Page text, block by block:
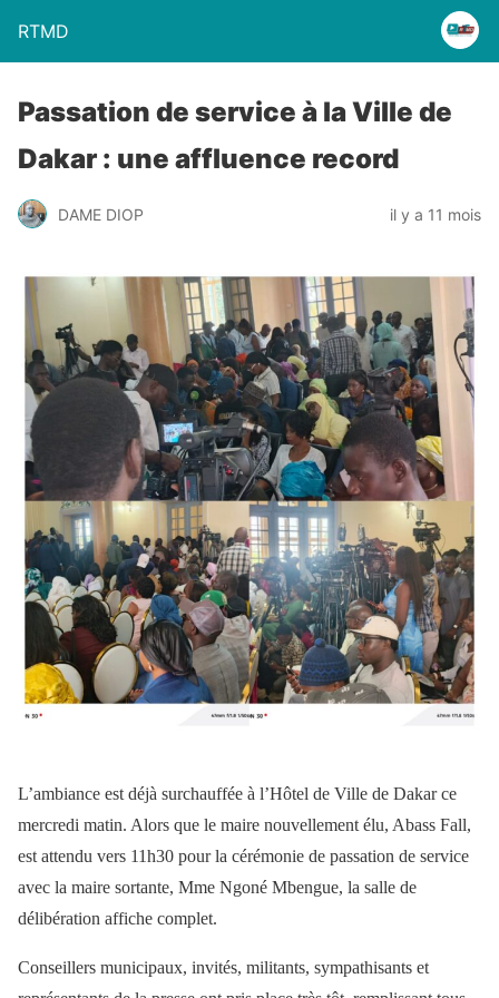
RTMD
Passation de service à la Ville de
Dakar : une affluence record
DAME DIOP il y a 11 mois
L’ambiance est déjà surchauffée à l’Hôtel de Ville de Dakar ce
mercredi matin. Alors que le maire nouvellement élu, Abass Fall,
est attendu vers 11h30 pour la cérémonie de passation de service
avec la maire sortante, Mme Ngoné Mbengue, la salle de
délibération affiche complet.
Conseillers municipaux, invités, militants, sympathisants et